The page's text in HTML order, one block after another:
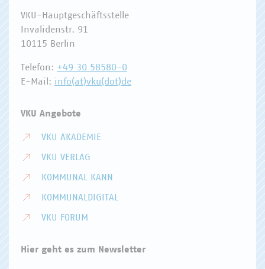
VKU-Hauptgeschäftsstelle
Invalidenstr. 91
10115 Berlin
Telefon: +49 30 58580-0
E-Mail: info(at)vku(dot)de
VKU Angebote
VKU AKADEMIE
VKU VERLAG
KOMMUNAL KANN
KOMMUNALDIGITAL
VKU FORUM
Hier geht es zum Newsletter